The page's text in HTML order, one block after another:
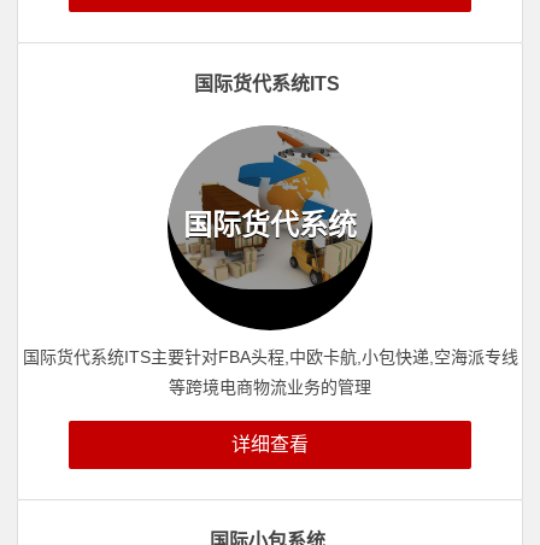
国际货代系统ITS
国际货代系统
国际货代系统ITS主要针对FBA头程,中欧卡航,小包快递,空海派专线
等跨境电商物流业务的管理
详细查看
国际小包系统